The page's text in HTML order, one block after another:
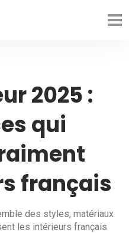
2025 :
qui
français
des styles, matériaux
les intérieurs français